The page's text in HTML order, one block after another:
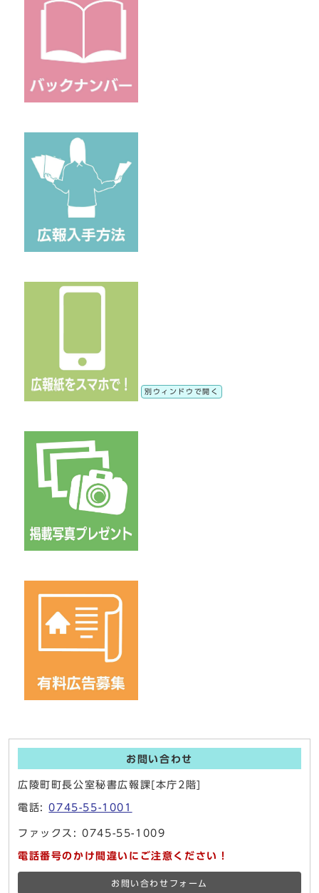
別ウィンドウで開く
お問い合わせ
広陵町町長公室秘書広報課[本庁2階]
電話:0745-55-1001
ファックス: 0745-55-1009
電話番号のかけ間違いにご注意ください！
お問い合わせフォーム